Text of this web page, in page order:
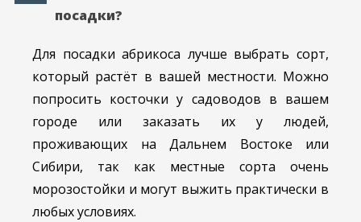
посадки?
Для посадки абрикоса лучше выбрать сорт,
который растёт в вашей местности. Можно
попросить косточки у садоводов в вашем
городе или заказать их у людей,
проживающих на Дальнем Востоке или
Сибири, так как местные сорта очень
морозостойки и могут выжить практически в
любых условиях.